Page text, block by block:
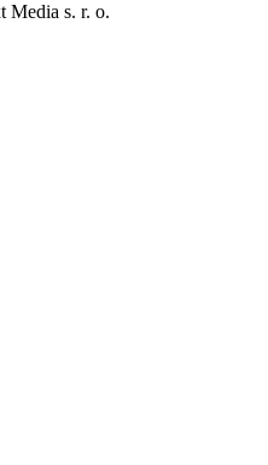
Media s. r. o.